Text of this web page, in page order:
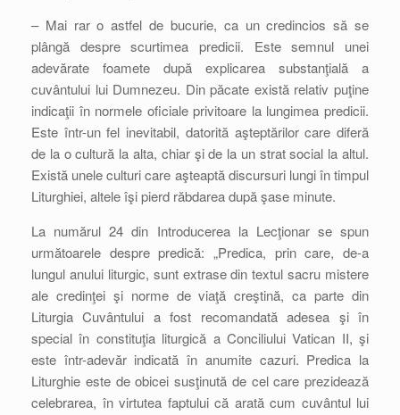
– Mai rar o astfel de bucurie, ca un credincios să se
plângă despre scurtimea predicii. Este semnul unei
adevărate foamete după explicarea substanţială a
cuvântului lui Dumnezeu. Din păcate există relativ puţine
indicaţii în normele oficiale privitoare la lungimea predicii.
Este într-un fel inevitabil, datorită aşteptărilor care diferă
de la o cultură la alta, chiar şi de la un strat social la altul.
Există unele culturi care aşteaptă discursuri lungi în timpul
Liturghiei, altele îşi pierd răbdarea după şase minute.
La numărul 24 din Introducerea la Lecţionar se spun
următoarele despre predică: „Predica, prin care, de-a
lungul anului liturgic, sunt extrase din textul sacru mistere
ale credinţei şi norme de viaţă creştină, ca parte din
Liturgia Cuvântului a fost recomandată adesea şi în
special în constituţia liturgică a Conciliului Vatican II, şi
este într-adevăr indicată în anumite cazuri. Predica la
Liturghie este de obicei susţinută de cel care prezidează
celebrarea, în virtutea faptului că arată cum cuvântul lui